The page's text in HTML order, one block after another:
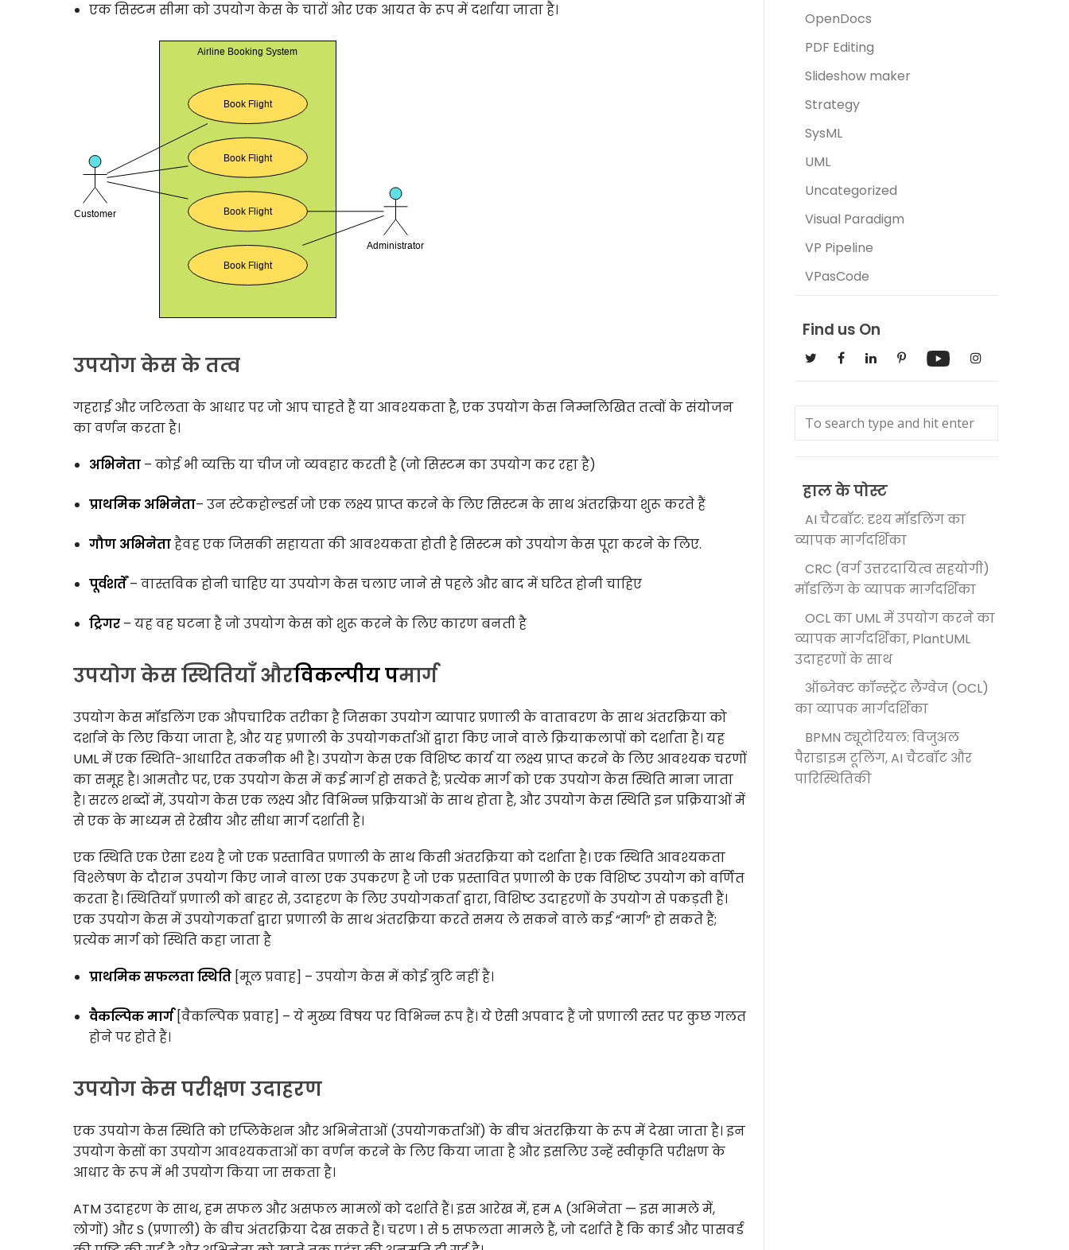
एक सिस्टम सीमा को उपयोग केस के चारों ओर एक आयत के रूप में दर्शाया जाता है।
उपयोग केस के तत्व
गहराई और जटिलता के आधार पर जो आप चाहते हैं या आवश्यकता है, एक उपयोग केस निम्नलिखित तत्वों के संयोजन
का वर्णन करता है।
अभिनेता – कोई भी व्यक्ति या चीज जो व्यवहार करती है (जो सिस्टम का उपयोग कर रहा है)
प्राथमिक अभिनेता– उन स्टेकहोल्डर्स जो एक लक्ष्य प्राप्त करने के लिए सिस्टम के साथ अंतरक्रिया शुरू करते हैं
गौण अभिनेताहैवह एक जिसकी सहायता की आवश्यकता होती है सिस्टम को उपयोग केस पूरा करने के लिए.
पूर्वशर्तें– वास्तविक होनी चाहिए या उपयोग केस चलाए जाने से पहले और बाद में घटित होनी चाहिए
ट्रिगर – यह वह घटना है जो उपयोग केस को शुरू करने के लिए कारण बनती है
उपयोग केस स्थितियाँ औरविकल्पीय पमार्ग
उपयोग केस मॉडलिंग एक औपचारिक तरीका है जिसका उपयोग व्यापार प्रणाली के वातावरण के साथ अंतरक्रिया को
दर्शाने के लिए किया जाता है, और यह प्रणाली के उपयोगकर्ताओं द्वारा किए जाने वाले क्रियाकलापों को दर्शाता है। यह
UML में एक स्थिति-आधारित तकनीक भी है। उपयोग केस एक विशिष्ट कार्य या लक्ष्य प्राप्त करने के लिए आवश्यक चरणों
का समूह है। आमतौर पर, एक उपयोग केस में कई मार्ग हो सकते हैं; प्रत्येक मार्ग को एक उपयोग केस स्थिति माना जाता
है। सरल शब्दों में, उपयोग केस एक लक्ष्य और विभिन्न प्रक्रियाओं के साथ होता है, और उपयोग केस स्थिति इन प्रक्रियाओं में
से एक के माध्यम से रेखीय और सीधा मार्ग दर्शाती है।
एक स्थिति एक ऐसा दृश्य है जो एक प्रस्तावित प्रणाली के साथ किसी अंतरक्रिया को दर्शाता है। एक स्थिति आवश्यकता
विश्लेषण के दौरान उपयोग किए जाने वाला एक उपकरण है जो एक प्रस्तावित प्रणाली के एक विशिष्ट उपयोग को वर्णित
करता है। स्थितियाँ प्रणाली को बाहर से, उदाहरण के लिए उपयोगकर्ता द्वारा, विशिष्ट उदाहरणों के उपयोग से पकड़ती हैं।
एक उपयोग केस में उपयोगकर्ता द्वारा प्रणाली के साथ अंतरक्रिया करते समय ले सकने वाले कई “मार्ग” हो सकते हैं;
प्रत्येक मार्ग को स्थिति कहा जाता है
प्राथमिक सफलता स्थिति [मूल प्रवाह] – उपयोग केस में कोई त्रुटि नहीं है।
वैकल्पिक मार्ग[वैकल्पिक प्रवाह] – ये मुख्य विषय पर विभिन्न रूप हैं। ये ऐसी अपवाद हैं जो प्रणाली स्तर पर कुछ गलत
होने पर होते हैं।
उपयोग केस परीक्षण उदाहरण
एक उपयोग केस स्थिति को एप्लिकेशन और अभिनेताओं (उपयोगकर्ताओं) के बीच अंतरक्रिया के रूप में देखा जाता है। इन
उपयोग केसों का उपयोग आवश्यकताओं का वर्णन करने के लिए किया जाता है और इसलिए उन्हें स्वीकृति परीक्षण के
आधार के रूप में भी उपयोग किया जा सकता है।
ATM उदाहरण के साथ, हम सफल और असफल मामलों को दर्शाते हैं। इस आरेख में, हम A (अभिनेता — इस मामले में,
लोगों) और S (प्रणाली) के बीच अंतरक्रिया देख सकते हैं। चरण 1 से 5 सफलता मामले हैं, जो दर्शाते हैं कि कार्ड और पासवर्ड
OpenDocs
PDF Editing
Slideshow maker
Strategy
SysML
UML
Uncategorized
Visual Paradigm
VP Pipeline
VPasCode
Find us On
हाल के पोस्ट
AI चैटबॉट: दृश्य मॉडलिंग का
व्यापक मार्गदर्शिका
CRC (वर्ग उत्तरदायित्व सहयोगी)
मॉडलिंग के व्यापक मार्गदर्शिका
OCL का UML में उपयोग करने का
व्यापक मार्गदर्शिका, PlantUML
उदाहरणों के साथ
ऑब्जेक्ट कॉन्स्ट्रेंट लैंग्वेज (OCL)
का व्यापक मार्गदर्शिका
BPMN ट्यूटोरियल: विजुअल
पैराडाइम टूलिंग, AI चैटबॉट और
पारिस्थितिकी